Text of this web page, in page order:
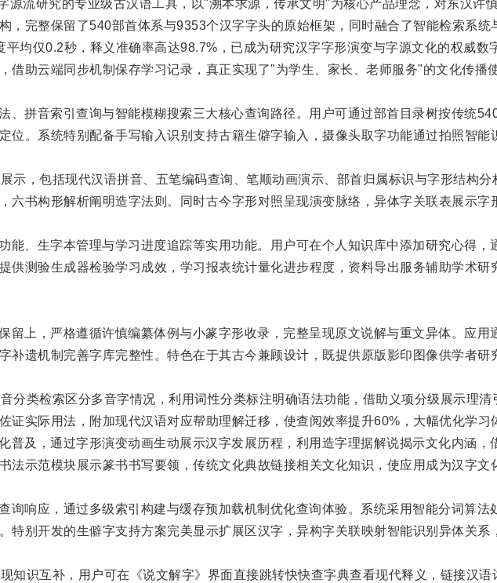
源流研究的专业级古汉语工具，以"溯本求源，传承文明"为核心产品理念，对东汉许
，完整保留了540部首体系与9353个汉字字头的原始框架，同时融合了智能检索系统
均仅0.2秒，释义准确率高达98.7%，已成为研究汉字字形演变与字源文化的权威数
借助云端同步机制保存学习记录，真正实现了"为学生、家长、老师服务"的文化传播使
、拼音索引查询与智能模糊搜索三大核心查询路径。用户可通过部首目录树按传统
位。系统特别配备手写输入识别支持古籍生僻字输入，摄像头取字功能通过拍照智能
示，包括现代汉语拼音、五笔编码查询、笔顺动画演示、部首归属标识与字形结构
六书构形解析阐明造字法则。同时古今字形对照呈现演变脉络，异体字关联表展示字
能、生字本管理与学习进度追踪等实用功能。用户可在个人知识库中添加研究心得，
供测验生成器检验学习成效，学习报表统计量化进步程度，资料导出服务辅助学术研
留上，严格遵循许慎编纂体例与小篆字形收录，完整呈现原文说解与重文异体。应用
补遗机制完善字库完整性。特色在于其古今兼顾设计，既提供原版影印图像供学者研
分类检索区分多音字情况，利用词性分类标注明确语法功能，借助义项分级展示理
证实际用法，附加现代汉语对应帮助理解迁移，使查阅效率提升60%，大幅优化学习
普及，通过字形演变动画生动展示汉字发展历程，利用造字理据解说揭示文化内涵，
法示范模块展示篆书书写要领，传统文化典故链接相关文化知识，使应用成为汉字文
询响应，通过多级索引构建与缓存预加载机制优化查询体验。系统采用智能分词算法
特别开发的生僻字支持方案完美显示扩展区汉字，异构字关联映射智能识别异体关系
知识互补，用户可在《说文解字》界面直接跳转快快查字典查看现代释义，链接汉语